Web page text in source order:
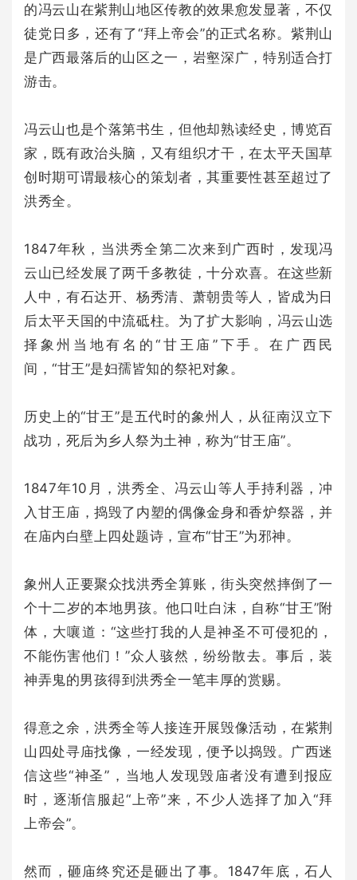
的冯云山在紫荆山地区传教的效果愈发显著，不仅
徒党日多，还有了“拜上帝会”的正式名称。紫荆山
是广西最落后的山区之一，岩壑深广，特别适合打
游击。
冯云山也是个落第书生，但他却熟读经史，博览百
家，既有政治头脑，又有组织才干，在太平天国草
创时期可谓最核心的策划者，其重要性甚至超过了
洪秀全。
1847年秋，当洪秀全第二次来到广西时，发现冯
云山已经发展了两千多教徒，十分欢喜。在这些新
人中，有石达开、杨秀清、萧朝贵等人，皆成为日
后太平天国的中流砥柱。为了扩大影响，冯云山选
择象州当地有名的“甘王庙”下手。在广西民
间，“甘王”是妇孺皆知的祭祀对象。
历史上的“甘王”是五代时的象州人，从征南汉立下
战功，死后为乡人祭为土神，称为“甘王庙”。
1847年10月，洪秀全、冯云山等人手持利器，冲
入甘王庙，捣毁了内塑的偶像金身和香炉祭器，并
在庙内白壁上四处题诗，宣布“甘王”为邪神。
象州人正要聚众找洪秀全算账，街头突然摔倒了一
个十二岁的本地男孩。他口吐白沫，自称“甘王”附
体，大嚷道：“这些打我的人是神圣不可侵犯的，
不能伤害他们！”众人骇然，纷纷散去。事后，装
神弄鬼的男孩得到洪秀全一笔丰厚的赏赐。
得意之余，洪秀全等人接连开展毁像活动，在紫荆
山四处寻庙找像，一经发现，便予以捣毁。广西迷
信这些“神圣”，当地人发现毁庙者没有遭到报应
时，逐渐信服起“上帝”来，不少人选择了加入“拜
上帝会”。
然而，砸庙终究还是砸出了事。1847年底，石人